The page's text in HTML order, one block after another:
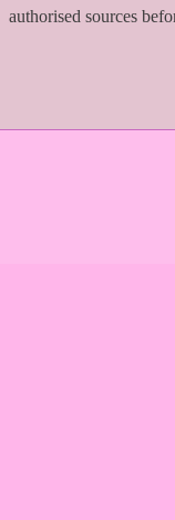
authorised sources